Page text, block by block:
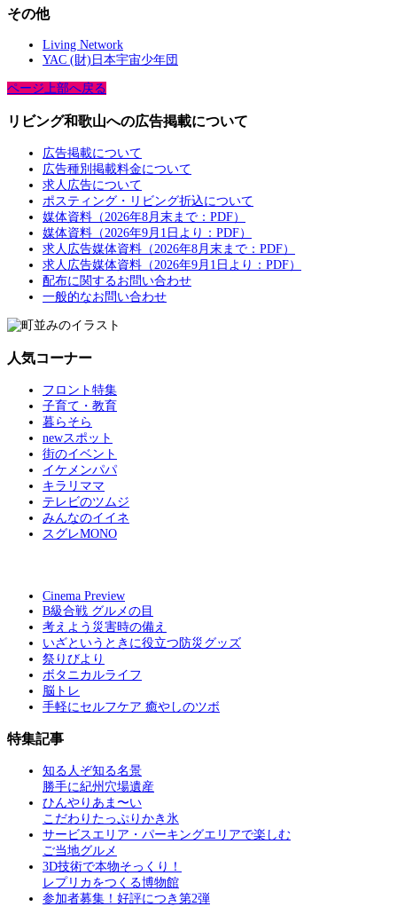
その他
Living Network
YAC (財)日本宇宙少年団
ページ上部へ戻る
リビング和歌山への広告掲載について
広告掲載について
広告種別掲載料金について
求人広告について
ポスティング・リビング折込について
媒体資料（2026年8月末まで：PDF）
媒体資料（2026年9月1日より：PDF）
求人広告媒体資料（2026年8月末まで：PDF）
求人広告媒体資料（2026年9月1日より：PDF）
配布に関するお問い合わせ
一般的なお問い合わせ
人気コーナー
フロント特集
子育て・教育
暮らそら
newスポット
街のイベント
イケメンパパ
キラリママ
テレビのツムジ
みんなのイイネ
スグレMONO
Cinema Preview
B級合戦 グルメの目
考えよう災害時の備え
いざというときに役立つ防災グッズ
祭りびより
ボタニカルライフ
脳トレ
手軽にセルフケア 癒やしのツボ
特集記事
知る人ぞ知る名景
勝手に紀州穴場遺産
ひんやりあま〜い
こだわりたっぷりかき氷
サービスエリア・パーキングエリアで楽しむ
ご当地グルメ
3D技術で本物そっくり！
レプリカをつくる博物館
参加者募集！好評につき第2弾